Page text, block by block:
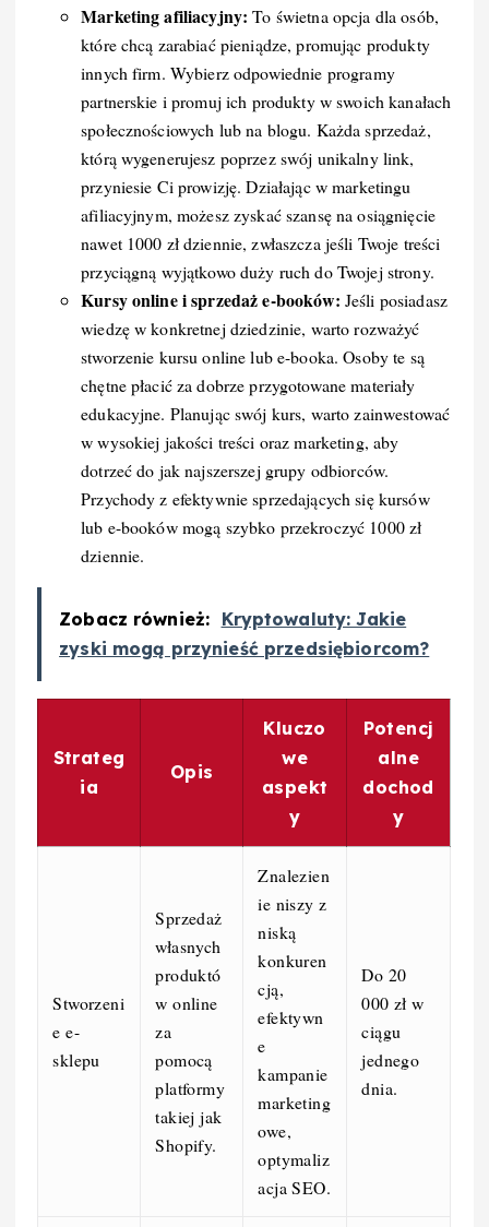
Marketing afiliacyjny: To świetna opcja dla osób,
które chcą zarabiać pieniądze, promując produkty
innych firm. Wybierz odpowiednie programy
partnerskie i promuj ich produkty w swoich kanałach
społecznościowych lub na blogu. Każda sprzedaż,
którą wygenerujesz poprzez swój unikalny link,
przyniesie Ci prowizję. Działając w marketingu
afiliacyjnym, możesz zyskać szansę na osiągnięcie
nawet 1000 zł dziennie, zwłaszcza jeśli Twoje treści
przyciągną wyjątkowo duży ruch do Twojej strony.
Kursy online i sprzedaż e-booków: Jeśli posiadasz
wiedzę w konkretnej dziedzinie, warto rozważyć
stworzenie kursu online lub e-booka. Osoby te są
chętne płacić za dobrze przygotowane materiały
edukacyjne. Planując swój kurs, warto zainwestować
w wysokiej jakości treści oraz marketing, aby
dotrzeć do jak najszerszej grupy odbiorców.
Przychody z efektywnie sprzedających się kursów
lub e-booków mogą szybko przekroczyć 1000 zł
dziennie.
Zobacz również: Kryptowaluty: Jakie
zyski mogą przynieść przedsiębiorcom?
Strateg
ia
Opis
Kluczo
we
aspekt
y
Potencj
alne
dochod
y
Stworzeni
e e-
sklepu
Sprzedaż
własnych
produktó
w online
za
pomocą
platformy
takiej jak
Shopify.
Znalezien
ie niszy z
niską
konkuren
cją,
efektywn
e
kampanie
marketing
owe,
optymaliz
acja SEO.
Do 20
000 zł w
ciągu
jednego
dnia.